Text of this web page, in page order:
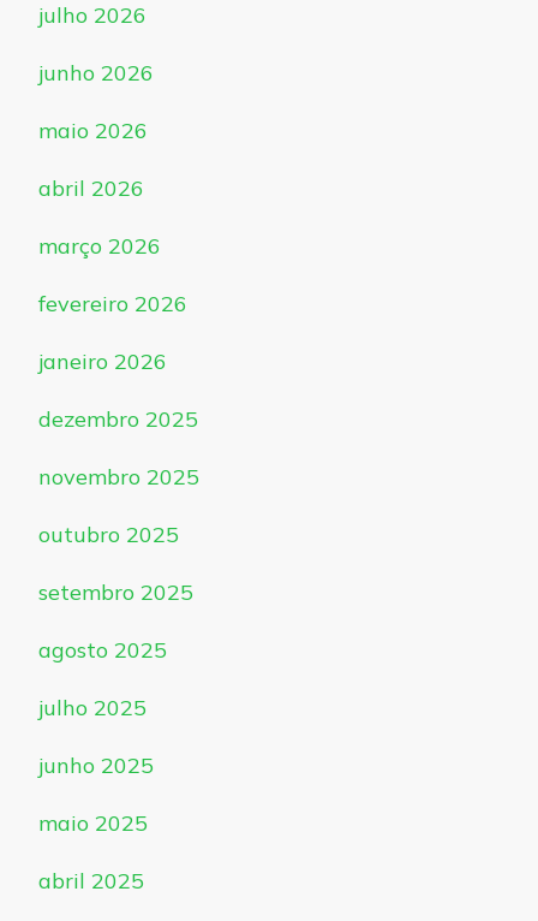
julho 2026
junho 2026
maio 2026
abril 2026
março 2026
fevereiro 2026
janeiro 2026
dezembro 2025
novembro 2025
outubro 2025
setembro 2025
agosto 2025
julho 2025
junho 2025
maio 2025
abril 2025